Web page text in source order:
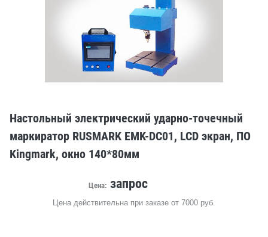
Настольный электрический ударно-точечный
маркиратор RUSMARK EMK-DC01, LCD экран, ПО
Kingmark, окно 140*80мм
Цена: запрос
Цена действительна при заказе от 7000 руб.